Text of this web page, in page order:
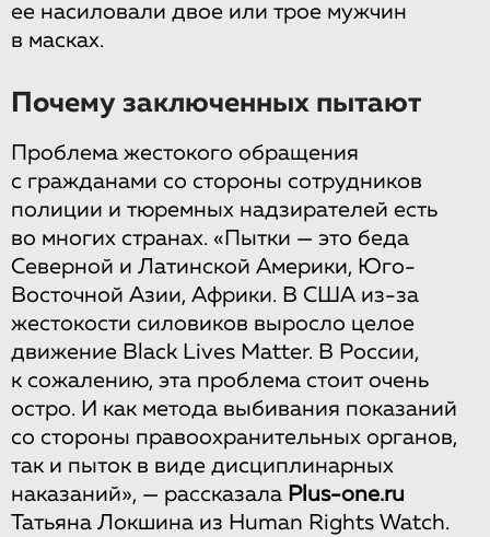
ее насиловали двое или трое мужчин
в масках.
Почему заключенных пытают
Проблема жестокого обращения
с гражданами со стороны сотрудников
полиции и тюремных надзирателей есть
во многих странах. «Пытки — это беда
Северной и Латинской Америки, Юго-
Восточной Азии, Африки. В США из-за
жестокости силовиков выросло целое
движение Black Lives Matter. В России,
к сожалению, эта проблема стоит очень
остро. И как метода выбивания показаний
со стороны правоохранительных органов,
так и пыток в виде дисциплинарных
наказаний», — рассказала Plus-one.ru
Татьяна Локшина из Human Rights Watch.